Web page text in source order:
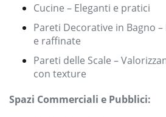
Cucine – Eleganti e pratici
Pareti Decorative in Bagno
e raffinate
Pareti delle Scale –
con texture
Spazi Commerciali e Pubblici: